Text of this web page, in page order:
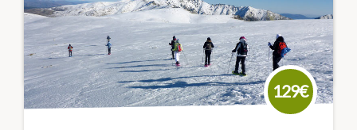
espectaculares y rincones de ensueño en este viaje de
Raquetas de Nieve apto para todos los públicos.
CÓDIGO VIAJE: 008RES
129€